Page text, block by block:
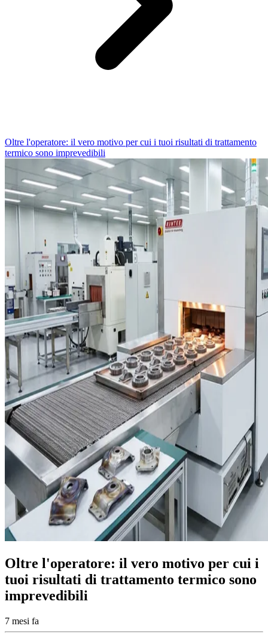
Oltre l'operatore: il vero motivo per cui i tuoi risultati di trattamento
termico sono imprevedibili
Oltre l'operatore: il vero motivo per cui i
tuoi risultati di trattamento termico sono
imprevedibili
7 mesi fa